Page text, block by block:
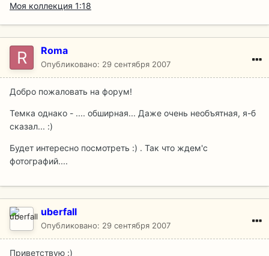
Моя коллекция 1:18
Roma
Опубликовано: 29 сентября 2007
Добро пожаловать на форум!
Темка однако - .... обширная... Даже очень необъятная, я-б
сказал... :)
Будет интересно посмотреть :) . Так что ждем'с
фотографий....
uberfall
Опубликовано: 29 сентября 2007
Приветствую :)